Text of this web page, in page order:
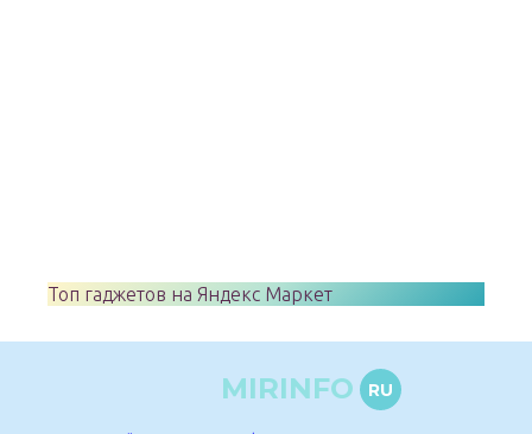
Топ гаджетов на Яндекс Маркет
MIRINFO RU